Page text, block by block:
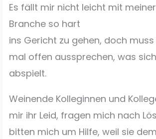
Es fällt mir nicht leicht mit
Branche so hart
ins Gericht zu gehen, doch
mal offen aussprechen, was
abspielt.
Weinende Kolleginnen und
mir ihr Leid, fragen mich nach
bitten mich um Hilfe, weil sie